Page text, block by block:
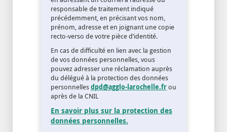
responsable de traitement indiqué
précédemment, en précisant vos nom,
prénom, adresse et en joignant une copie
recto-verso de votre pièce d’identité.
En cas de difficulté en lien avec la gestion
de vos données personnelles, vous
pouvez adresser une réclamation auprès
du délégué à la protection des données
personnellesdpd@agglo-larochelle.frou
après de la CNIL
En savoir plus sur la protection des
données personnelles.